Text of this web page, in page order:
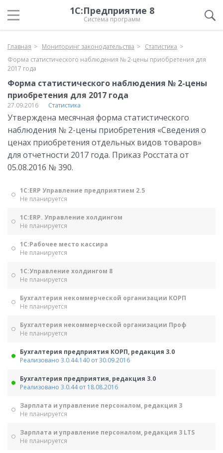
1С:Предприятие 8
Система программ
Главная Мониторинг законодательства
Статистика
Форма статистического наблюдения № 2-цены приобретения для
2017 года
Форма статистического наблюдения № 2-цены
приобретения для 2017 года
27.09.2016 Статистика
Утверждена месячная форма статистического
наблюдения № 2-цены приобретения «Сведения о
ценах приобретения отдельных видов товаров»
для отчетности 2017 года. Приказ Росстата от
05.08.2016 № 390.
1С:ERP Управление предприятием 2.5
Не планируется
1С:ERP. Управление холдингом
Не планируется
1С:Рабочее место кассира
Не планируется
1С:Управление холдингом 8
Не планируется
Бухгалтерия некоммерческой организации КОРП
Не планируется
Бухгалтерия некоммерческой организации Проф
Не планируется
Бухгалтерия предприятия КОРП, редакция 3.0
Реализовано 3.0.44.140 от 30.09.2016
Бухгалтерия предприятия, редакция 3.0
Реализовано 3.0.44 от 18.08.2016
Зарплата и управление персоналом, редакция 3
Не планируется
Зарплата и управление персоналом, редакция 3 LTS
Не планируется